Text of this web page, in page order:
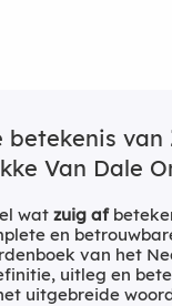
betekenis van
Van Dale
wat zuig af
en
van het
uitleg en
uitgebreide